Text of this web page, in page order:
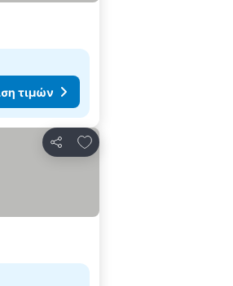
τιμών
Κοινοποίηση
Προσθήκη στα αγαπημένα